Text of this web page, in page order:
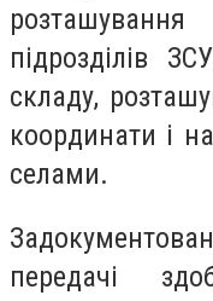
підрозділів
складу,
координати і
селами.
передачі